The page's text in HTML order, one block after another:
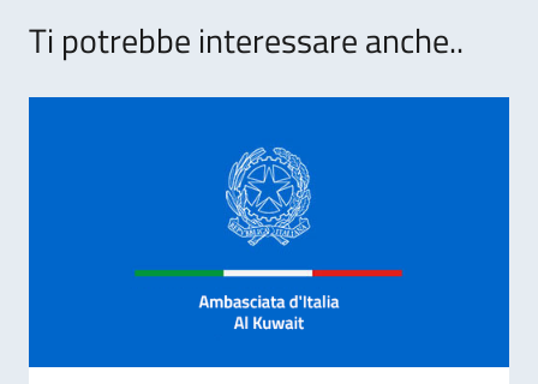
Ti potrebbe interessare anche..